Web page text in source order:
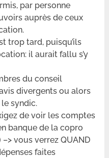
par personne
auprès de ceux
trop tard, puisqu’ils
il aurait fallu s’y
du conseil
divergents ou alors
syndic.
de voir les comptes
banque de la copro
vous verrez QUAND
faites